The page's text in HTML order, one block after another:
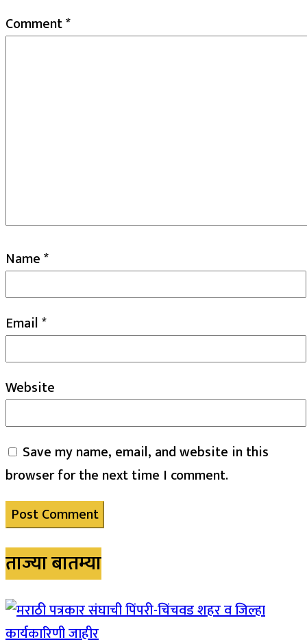
Comment*
Name*
Email*
Website
Save my name, email, and website in this
browser for the next time I comment.
ताज्या बातम्या